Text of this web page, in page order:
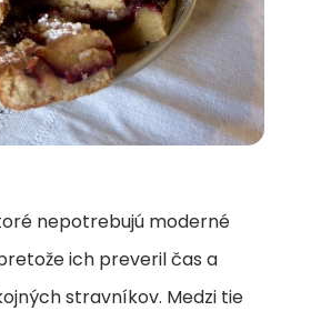
nepotrebujú moderné
ich preveril čas a
stravníkov. Medzi tie